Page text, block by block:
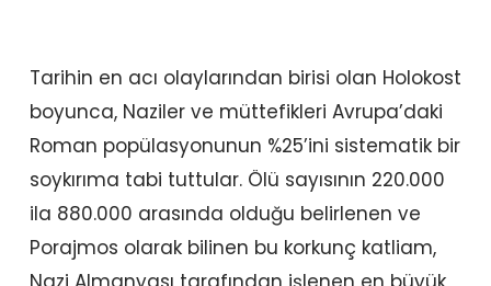
Tarihin en acı olaylarından birisi olan Holokost
boyunca, Naziler ve müttefikleri Avrupa’daki
Roman popülasyonunun %25’ini sistematik bir
soykırıma tabi tuttular. Ölü sayısının 220.000
ila 880.000 arasında olduğu belirlenen ve
Porajmos olarak bilinen bu korkunç katliam,